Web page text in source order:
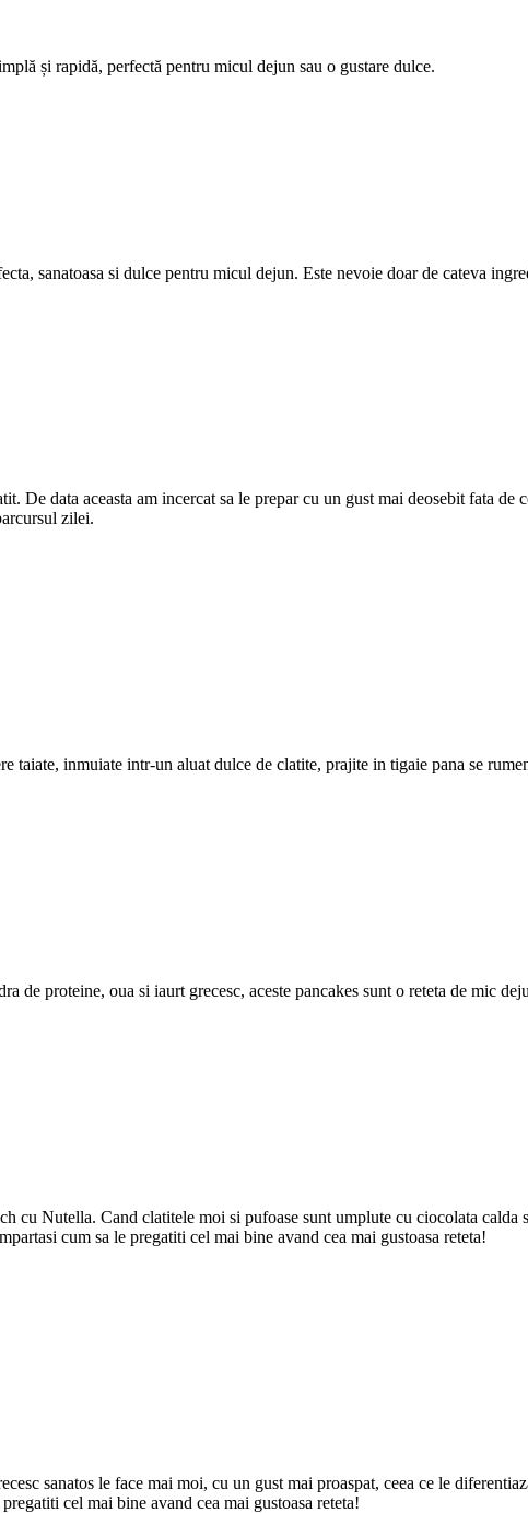
și rapidă, perfectă pentru micul dejun sau o gustare dulce.
sanatoasa si dulce pentru micul dejun. Este nevoie doar de cateva
De data aceasta am incercat sa le prepar cu un gust mai deosebit fata
zilei.
taiate, inmuiate intr-un aluat dulce de clatite, prajite in tigaie pana se
de proteine, oua si iaurt grecesc, aceste pancakes sunt o reteta de mic
cu Nutella. Cand clatitele moi si pufoase sunt umplute cu ciocolata
cum sa le pregatiti cel mai bine avand cea mai gustoasa reteta!
sanatos le face mai moi, cu un gust mai proaspat, ceea ce le
cel mai bine avand cea mai gustoasa reteta!